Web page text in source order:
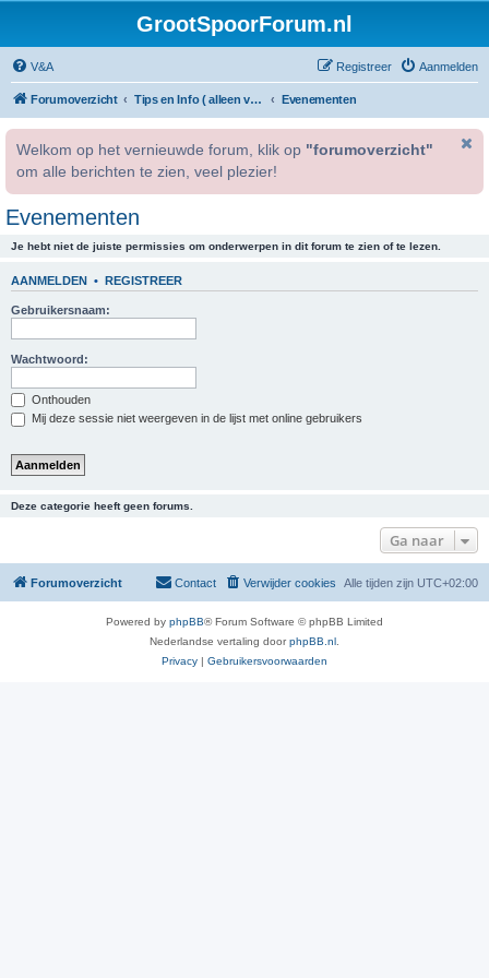
GrootSpoorForum.nl
V&A Aanmelden
Registreer
Forumoverzicht Tips en Info ( alleen voor geregistreerde gebruikers ) Evenementen
Welkom op het vernieuwde forum, klik op "forumoverzicht"
om alle berichten te zien, veel plezier!
Evenementen
Je hebt niet de juiste permissies om onderwerpen in dit forum te zien of te lezen.
AANMELDEN • REGISTREER
Gebruikersnaam:
Wachtwoord:
Onthouden
Mij deze sessie niet weergeven in de lijst met online gebruikers
Deze categorie heeft geen forums.
Ga naar
Forumoverzicht Alle tijden zijn UTC+02:00
Verwijder cookies
Contact
Powered by phpBB® Forum Software © phpBB Limited
Nederlandse vertaling doorphpBB.nl
Privacy | Gebruikersvoorwaarden